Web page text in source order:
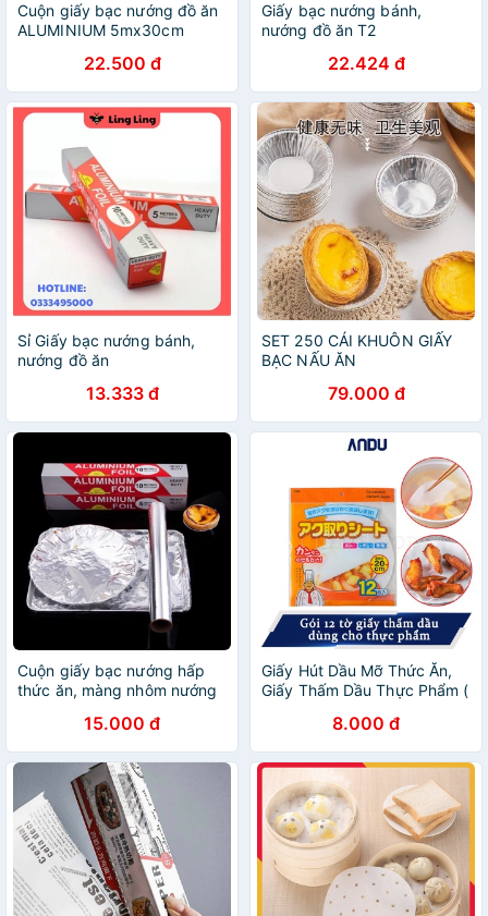
Cuộn giấy bạc nướng đồ ăn
ALUMINIUM 5mx30cm
22.500 đ
Giấy bạc nướng bánh,
nướng đồ ăn T2
22.424 đ
Sỉ Giấy bạc nướng bánh,
nướng đồ ăn
13.333 đ
SET 250 CÁI KHUÔN GIẤY
BẠC NẤU ĂN
79.000 đ
Cuộn giấy bạc nướng hấp
thức ăn, màng nhôm nướng
15.000 đ
Giấy Hút Dầu Mỡ Thức Ăn,
Giấy Thấm Dầu Thực Phẩm (
8.000 đ